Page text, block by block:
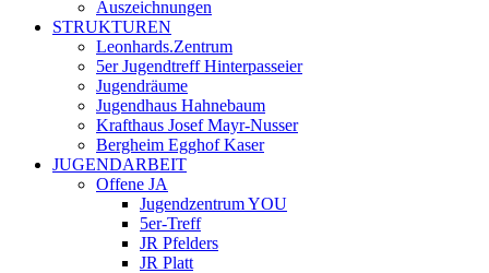
Auszeichnungen
STRUKTUREN
Leonhards.Zentrum
5er Jugendtreff Hinterpasseier
Jugendräume
Jugendhaus Hahnebaum
Krafthaus Josef Mayr-Nusser
Bergheim Egghof Kaser
JUGENDARBEIT
Offene JA
Jugendzentrum YOU
5er-Treff
JR Pfelders
JR Platt